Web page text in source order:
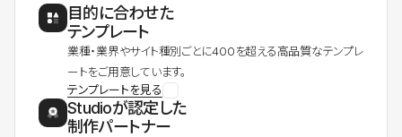
目的に合わせた
テンプレート
業種・業界やサイト種別ごとに400を超える高品質なテンプレ
ートをご用意しています。
テンプレートを見る
Studioが認定した
制作パートナー